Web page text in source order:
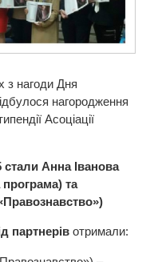
з нагоди Дня
нагородження
Асоціації
Анна Іванова
та
партнерів отримали: